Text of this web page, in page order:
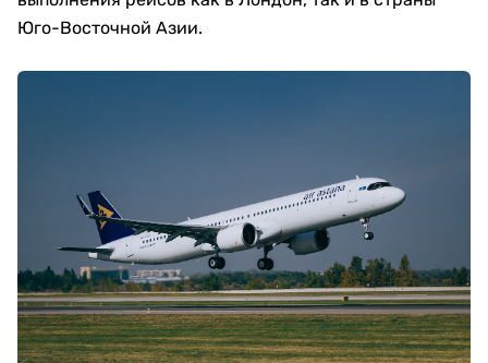
Юго-Восточной Азии.